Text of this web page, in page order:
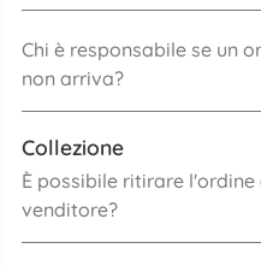
Chi è responsabile se un
non arriva?
Collezione
È possibile ritirare
venditore?